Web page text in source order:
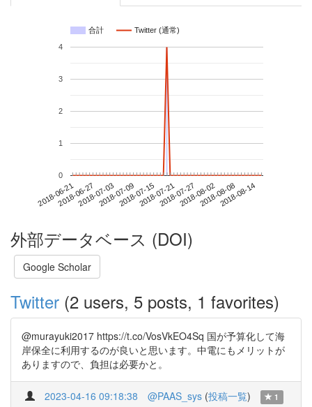
合計 Twitter (通常)
2018-06-212018-06-272018-07-032018-07-092018-07-152018-07-212018-07-272018-08-022018-08-082018-08-14
0
1
2
3
4
外部データベース (DOI)
Google Scholar
Twitter (2 users, 5 posts, 1 favorites)
@murayuki2017 https://t.co/VosVkEO4Sq 国が予算化して海
岸保全に利用するのが良いと思います。中電にもメリットが
ありますので、負担は必要かと。
2023-04-16 09:18:38 @PAAS_sys (投稿一覧) 1